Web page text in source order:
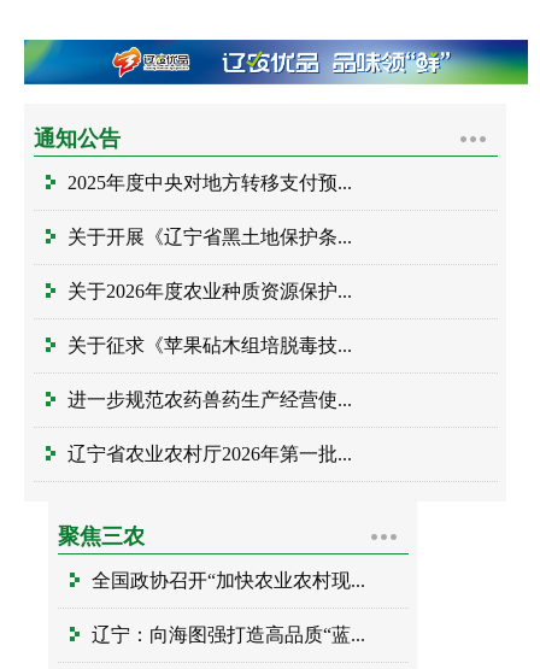
通知公告
2025年度中央对地方转移支付预...
关于开展《辽宁省黑土地保护条...
关于2026年度农业种质资源保护...
关于征求《苹果砧木组培脱毒技...
进一步规范农药兽药生产经营使...
辽宁省农业农村厅2026年第一批...
聚焦三农
全国政协召开“加快农业农村现...
辽宁：向海图强打造高品质“蓝...